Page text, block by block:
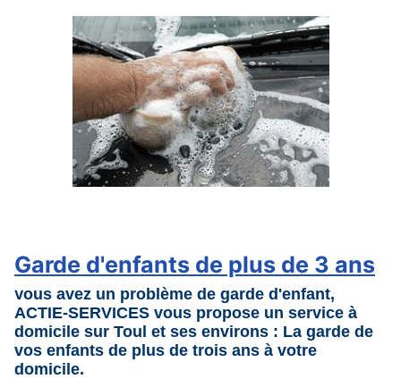
Garde d'enfants de plus de 3 ans
Vous avez un problème de garde d'enfant,
ACTIE-SERVICES vous propose un service à
domicile sur Toul et ses environs : La garde de
vos enfants de plus de trois ans à votre
domicile.